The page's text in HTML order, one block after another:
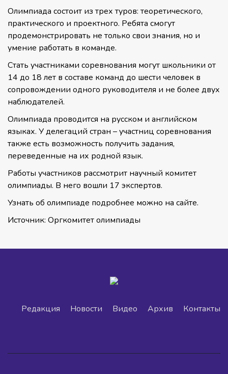
Олимпиада состоит из трех туров: теоретического,
практического и проектного. Ребята смогут
продемонстрировать не только свои знания, но и
умение работать в команде.
Стать участниками соревнования могут школьники от
14 до 18 лет в составе команд до шести человек в
сопровождении одного руководителя и не более двух
наблюдателей.
Олимпиада проводится на русском и английском
языках. У делегаций стран – участниц соревнования
также есть возможность получить задания,
переведенные на их родной язык.
Работы участников рассмотрит научный комитет
олимпиады. В него вошли 17 экспертов.
Узнать об олимпиаде подробнее можно на сайте.
Источник: Оргкомитет олимпиады
Редакция Новости Видео Архив Контакты